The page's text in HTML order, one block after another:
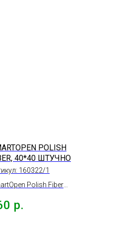
POLISH
40*40 ШТУЧНО
160322/1
Polish Fiber
350г/м 3шт.,
р.